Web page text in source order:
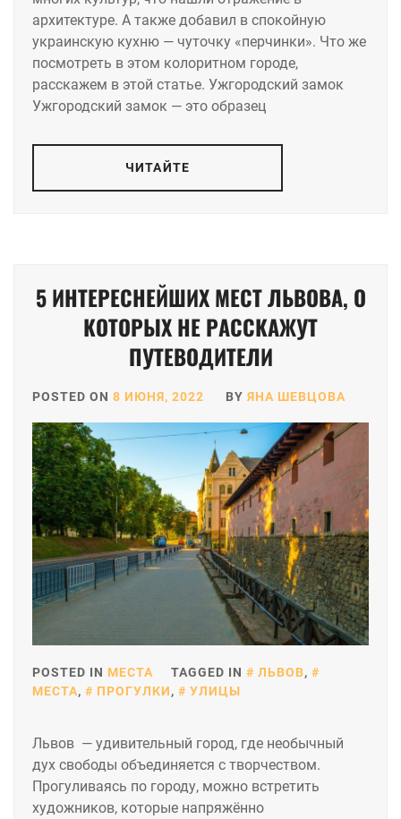
архитектуре. А также добавил в спокойную
украинскую кухню — чуточку «перчинки». Что же
посмотреть в этом колоритном городе,
расскажем в этой статье. Ужгородский замок
Ужгородский замок — это образец
ЧИТАЙТЕ
5 ИНТЕРЕСНЕЙШИХ МЕСТ ЛЬВОВА, О
КОТОРЫХ НЕ РАССКАЖУТ
ПУТЕВОДИТЕЛИ
POSTED ON 8 ИЮНЯ, 2022 BY ЯНА ШЕВЦОВА
POSTED IN МЕСТА TAGGED IN ЛЬВОВ,
МЕСТА, ПРОГУЛКИ, УЛИЦЫ
Львов — удивительный город, где необычный
дух свободы объединяется с творчеством.
Прогуливаясь по городу, можно встретить
художников, которые напряжённо